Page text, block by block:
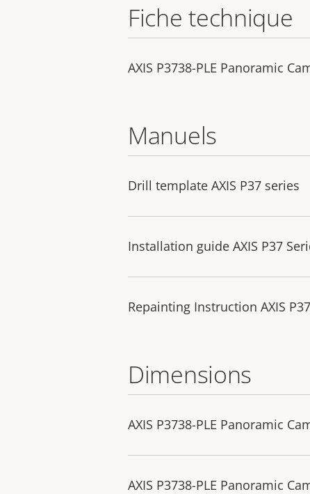
Fiche technique
AXIS P3738-PLE Panoramic
Manuels
Drill template AXIS P37 series
Installation guide AXIS P37
Repainting Instruction AXIS
Dimensions
AXIS P3738-PLE Panoramic
AXIS P3738-PLE Panoramic